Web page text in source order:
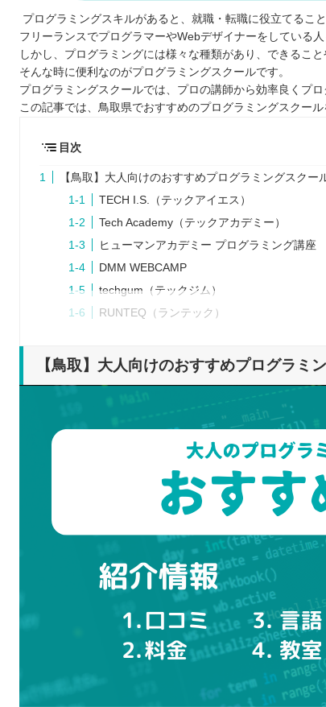
プログラミングスキルがあると、就職・転職に役立てること
フリーランスでプログラマーやWebデザイナーをしている
しかし、プログラミングには様々な種類があり、できること
そんな時に便利なのがプログラミングスクールです。
プログラミングスクールでは、プロの講師から効率良くプロ
この記事では、鳥取県でおすすめのプログラミングスクール
目次
【鳥取】大人向けのおすすめプログラミングスクー
TECH I.S.（テックアイエス）
Tech Academy（テックアカデミー）
ヒューマンアカデミー プログラミング講座
DMM WEBCAMP
techgum（テックジム）
RUNTEQ（ランテック）
SAMURAI ENGINEER（サムライエンジニ
TECH CAMP（テックキャンプ）
プログラミングスクールを検討するときの5つのポイ
明確なゴールを設定する
通える時間・予算を事前に決めておく
複数のスクールから選ぶ
口コミや評判も参考にする
無料説明会や体験レッスンへ積極的に参加
プログラミングスクールを比較するときの5つのポイ
自分のやり方にあう受講形式
サポート体制
スケジュール
プログラミングスクールに通う5つのメリット
【鳥取】大人向けのおすすめプログラミ